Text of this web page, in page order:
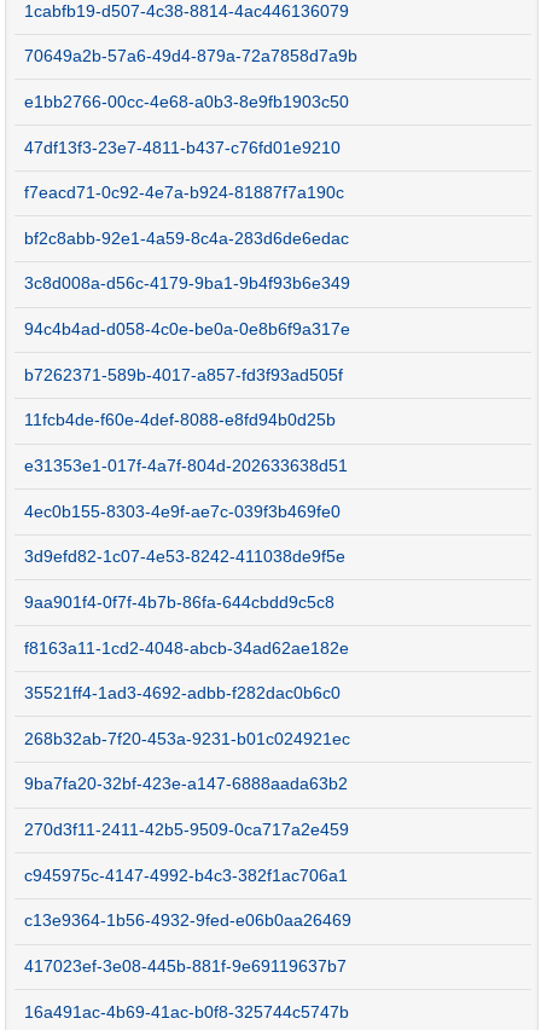
1cabfb19-d507-4c38-8814-4ac446136079
70649a2b-57a6-49d4-879a-72a7858d7a9b
e1bb2766-00cc-4e68-a0b3-8e9fb1903c50
47df13f3-23e7-4811-b437-c76fd01e9210
f7eacd71-0c92-4e7a-b924-81887f7a190c
bf2c8abb-92e1-4a59-8c4a-283d6de6edac
3c8d008a-d56c-4179-9ba1-9b4f93b6e349
94c4b4ad-d058-4c0e-be0a-0e8b6f9a317e
b7262371-589b-4017-a857-fd3f93ad505f
11fcb4de-f60e-4def-8088-e8fd94b0d25b
e31353e1-017f-4a7f-804d-202633638d51
4ec0b155-8303-4e9f-ae7c-039f3b469fe0
3d9efd82-1c07-4e53-8242-411038de9f5e
9aa901f4-0f7f-4b7b-86fa-644cbdd9c5c8
f8163a11-1cd2-4048-abcb-34ad62ae182e
35521ff4-1ad3-4692-adbb-f282dac0b6c0
268b32ab-7f20-453a-9231-b01c024921ec
9ba7fa20-32bf-423e-a147-6888aada63b2
270d3f11-2411-42b5-9509-0ca717a2e459
c945975c-4147-4992-b4c3-382f1ac706a1
c13e9364-1b56-4932-9fed-e06b0aa26469
417023ef-3e08-445b-881f-9e69119637b7
16a491ac-4b69-41ac-b0f8-325744c5747b